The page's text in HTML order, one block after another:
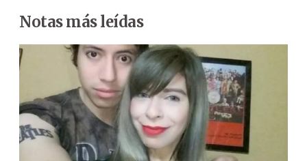
Notas más leídas